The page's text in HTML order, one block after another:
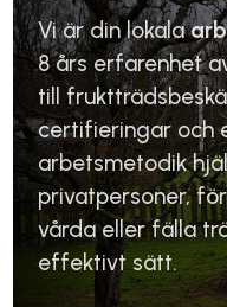
Vi är din lokala
8 års erfarenhet
till
certifieringar och
arbetsmetodik
privatpersoner,
vårda eller fälla
effektivt sätt.